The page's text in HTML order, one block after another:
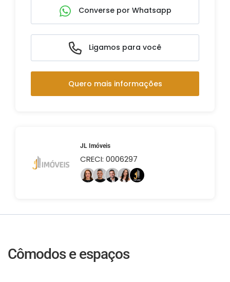
Converse por Whatsapp
Ligamos para você
Quero mais informações
JL Imóveis
CRECI: 0006297
Cômodos e espaços